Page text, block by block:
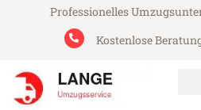
Professionelles
Kostenlose